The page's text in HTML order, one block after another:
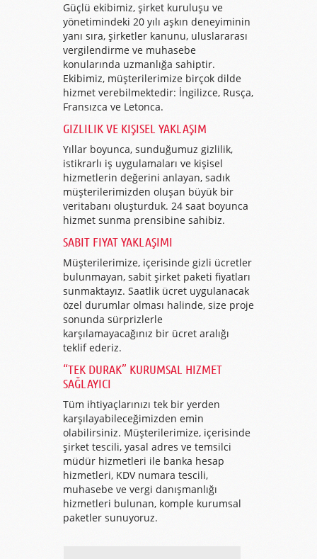
Güçlü ekibimiz, şirket kuruluşu ve
yönetimindeki 20 yılı aşkın deneyiminin
yanı sıra, şirketler kanunu, uluslararası
vergilendirme ve muhasebe
konularında uzmanlığa sahiptir.
Ekibimiz, müşterilerimize birçok dilde
hizmet verebilmektedir: İngilizce, Rusça,
Fransızca ve Letonca.
GIZLILIK VE KIŞISEL YAKLAŞIM
Yıllar boyunca, sunduğumuz gizlilik,
istikrarlı iş uygulamaları ve kişisel
hizmetlerin değerini anlayan, sadık
müşterilerimizden oluşan büyük bir
veritabanı oluşturduk. 24 saat boyunca
hizmet sunma prensibine sahibiz.
SABIT FIYAT YAKLAŞIMI
Müşterilerimize, içerisinde gizli ücretler
bulunmayan, sabit şirket paketi fiyatları
sunmaktayız. Saatlik ücret uygulanacak
özel durumlar olması halinde, size proje
sonunda sürprizlerle
karşılamayacağınız bir ücret aralığı
teklif ederiz.
“TEK DURAK” KURUMSAL HIZMET
SAĞLAYICI
Tüm ihtiyaçlarınızı tek bir yerden
karşılayabileceğimizden emin
olabilirsiniz. Müşterilerimize, içerisinde
şirket tescili, yasal adres ve temsilci
müdür hizmetleri ile banka hesap
hizmetleri, KDV numara tescili,
muhasebe ve vergi danışmanlığı
hizmetleri bulunan, komple kurumsal
paketler sunuyoruz.